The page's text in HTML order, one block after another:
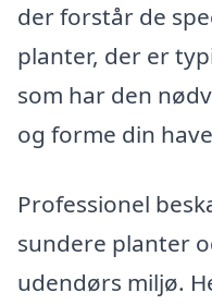
der forstår de
planter, der er
som har den
og forme din
Professionel
sundere planter
udendørs miljø.